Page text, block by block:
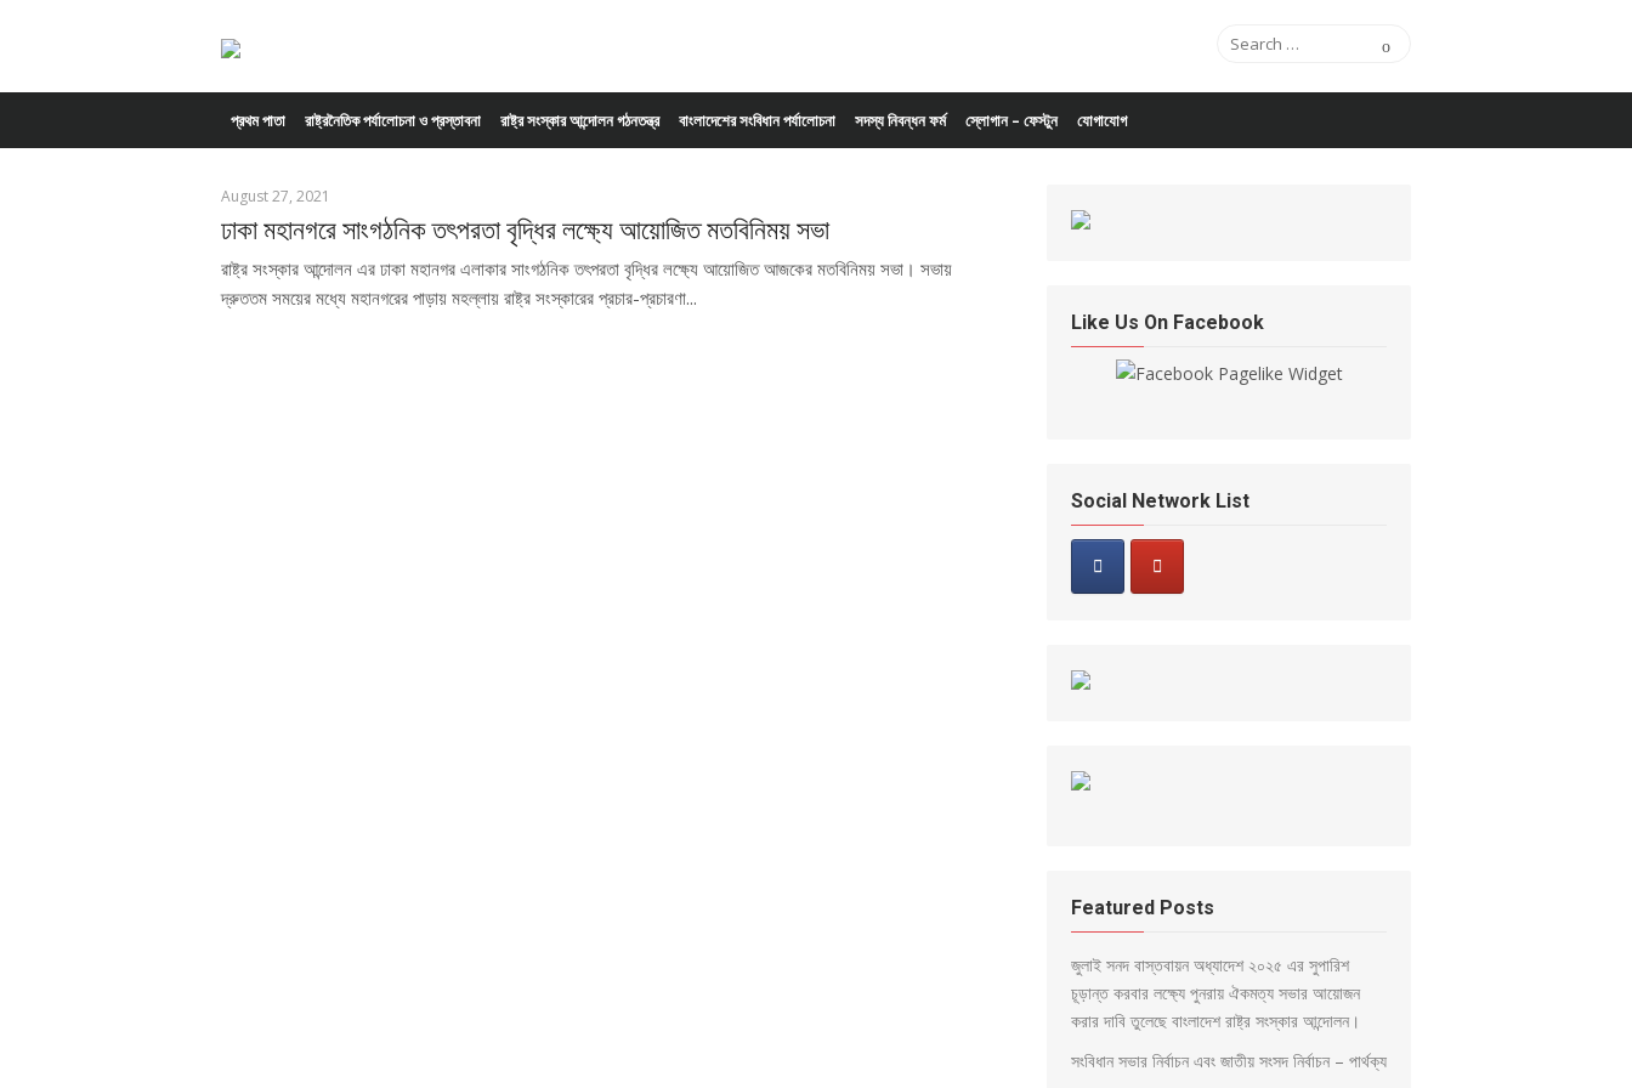
Search for:
প্রথম পাতা রাষ্ট্রনৈতিক পর্যালোচনা ও প্রস্তাবনা রাষ্ট্র সংস্কার আন্দোলন গঠনতন্ত্র বাংলাদেশের সংবিধান পর্যালোচনা সদস্য নিবন্ধন ফর্ম স্লোগান – ফেস্টুন যোগাযোগ
August 27, 2021
ঢাকা মহানগরে সাংগঠনিক তৎপরতা বৃদ্ধির লক্ষ্যে আয়োজিত মতবিনিময় সভা
রাষ্ট্র সংস্কার আন্দোলন এর ঢাকা মহানগর এলাকার সাংগঠনিক তৎপরতা বৃদ্ধির লক্ষ্যে আয়োজিত আজকের মতবিনিময় সভা। সভায়
দ্রুততম সময়ের মধ্যে মহানগরের পাড়ায় মহল্লায় রাষ্ট্র সংস্কারের প্রচার-প্রচারণা...
Like Us On Facebook
Social Network List
Featured Posts
জুলাই সনদ বাস্তবায়ন অধ্যাদেশ ২০২৫ এর সুপারিশ
চূড়ান্ত করবার লক্ষ্যে পুনরায় ঐকমত্য সভার আয়োজন
করার দাবি তুলেছে বাংলাদেশ রাষ্ট্র সংস্কার আন্দোলন।
সংবিধান সভার নির্বাচন এবং জাতীয় সংসদ নির্বাচন – পার্থক্য